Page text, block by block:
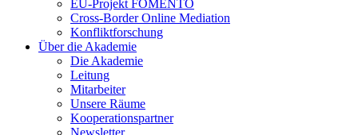
EU-Projekt FOMENTO
Cross-Border Online Mediation
Konfliktforschung
Über die Akademie
Die Akademie
Leitung
Mitarbeiter
Unsere Räume
Kooperationspartner
Newsletter